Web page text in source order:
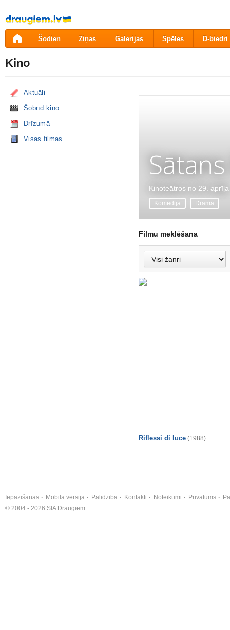
Pāriet
uz
saturu
Šodien Ziņas Galerijas Spēles D-biedri
Kino
Aktuāli
Šobrīd kino
Drīzumā
Visas filmas
Kinoteātros no 29. aprīļa
Komēdija Drāma
Filmu meklēšana
Riflessi di luce (1988)
Iepazīšanās Mobilā versija Palīdzība Kontakti Noteikumi Privātums
© 2004 - 2026 SIA Draugiem